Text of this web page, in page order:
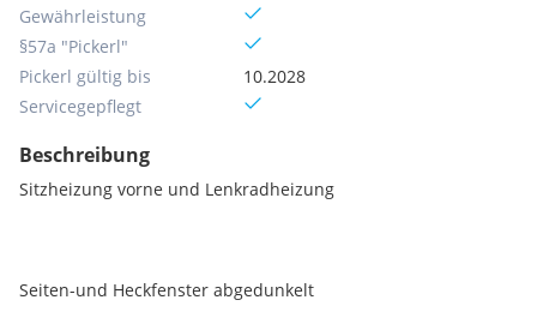
Gewährleistung
§57a "Pickerl"
Pickerl gültig bis
10.2028
Servicegepflegt
Beschreibung
Sitzheizung vorne und Lenkradheizung
Seiten-und Heckfenster abgedunkelt